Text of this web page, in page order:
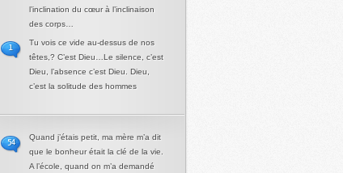
l’inclination du cœur à l’inclinaison
des corps…
Tu vois ce vide au-dessus de nos
têtes,? C’est Dieu…Le silence, c’est
Dieu, l’absence c’est Dieu. Dieu,
c’est la solitude des hommes
1
Quand j’étais petit, ma mère m’a dit
que le bonheur était la clé de la vie.
A l’école, quand on m’a demandé
54